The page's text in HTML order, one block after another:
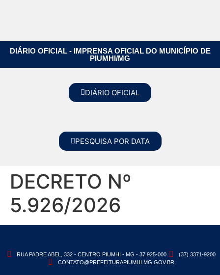
DIÁRIO OFICIAL - IMPRENSA OFICIAL DO MUNICÍPIO DE
PIUMHI/MG
DIÁRIO OFICIAL
PESQUISA POR DATA
DECRETO Nº
5.926/2026
RUA PADRE ABEL, 332 - CENTRO PIUMHI - MG - 37.925-000
(37) 3371-9200
CONTATO@PREFEITURAPIUMHI.MG.GOV.BR